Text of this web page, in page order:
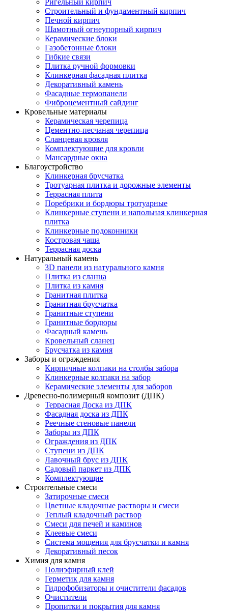
Строительный и фундаментный кирпич
Печной кирпич
Шамотный огнеупорный кирпич
Керамические блоки
Газобетонные блоки
Гибкие связи
Плитка ручной формовки
Клинкерная фасадная плитка
Декоративный камень
Фасадные термопанели
Фиброцементный сайдинг
Кровельные материалы
Керамическая черепица
Цементно-песчаная черепица
Сланцевая кровля
Комплектующие для кровли
Мансардные окна
Благоустройство
Клинкерная брусчатка
Тротуарная плитка и дорожные элементы
Террасная плита
Поребрики и бордюры тротуарные
Клинкерные ступени и напольная клинкерная
плитка
Клинкерные подоконники
Костровая чаша
Террасная доска
Натуральный камень
3D панели из натурального камня
Плитка из сланца
Плитка из камня
Гранитная плитка
Гранитная брусчатка
Гранитные ступени
Гранитные бордюры
Фасадный камень
Кровельный сланец
Брусчатка из камня
Заборы и ограждения
Кирпичные колпаки на столбы забора
Клинкерные колпаки на забор
Керамические элементы для заборов
Древесно-полимерный композит (ДПК)
Террасная Доска из ДПК
Фасадная доска из ДПК
Реечные стеновые панели
Заборы из ДПК
Ограждения из ДПК
Ступени из ДПК
Лавочный брус из ДПК
Садовый паркет из ДПК
Комплектующие
Строительные смеси
Затирочные смеси
Цветные кладочные растворы и смеси
Теплый кладочный раствор
Смеси для печей и каминов
Клеевые смеси
Система мощения для брусчатки и камня
Декоративный песок
Химия для камня
Полиэфирный клей
Герметик для камня
Гидрофобизаторы и очистители фасадов
Очистители
Пропитки и покрытия для камня